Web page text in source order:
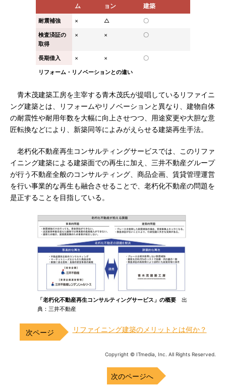
ム
ョン
建築
耐震補強 × △
〇
検査済証の
取得
× × 〇
長期借入 × ×
〇
リフォーム・リノベーションとの違い
青木茂建築工房を主宰する青木茂氏が提唱しているリファイニ
ング建築とは、リフォームやリノベーションと異なり、建物自体
の耐震性や耐用年数を大幅に向上させつつ、用途変更や大胆な意
匠転換などにより、新築同等によみがえらせる建築再生手法。
老朽化不動産再生コンサルティングサービスでは、このリファ
イニング建築による建築面での再生に加え、三井不動産グループ
が行う不動産全般のコンサルティング、商品企画、賃貸管理運営
を行い事業的な再生も融合させることで、老朽化不動産の問題を
是正することを目指している。
「老朽化不動産再生コンサルティングサービス」の概要 出
典：三井不動産
リファイニング建築のメリットとは何か？
Copyright © ITmedia, Inc. All Rights Reserved.
次のページへ